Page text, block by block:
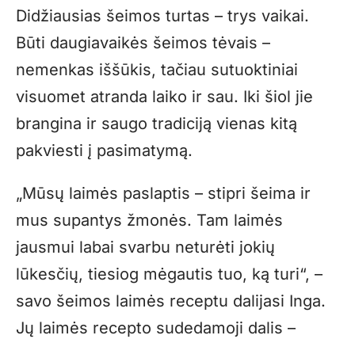
Didžiausias šeimos turtas – trys vaikai.
Būti daugiavaikės šeimos tėvais –
nemenkas iššūkis, tačiau sutuoktiniai
visuomet atranda laiko ir sau. Iki šiol jie
brangina ir saugo tradiciją vienas kitą
pakviesti į pasimatymą.
„Mūsų laimės paslaptis – stipri šeima ir
mus supantys žmonės. Tam laimės
jausmui labai svarbu neturėti jokių
lūkesčių, tiesiog mėgautis tuo, ką turi“, –
savo šeimos laimės receptu dalijasi Inga.
Jų laimės recepto sudedamoji dalis –